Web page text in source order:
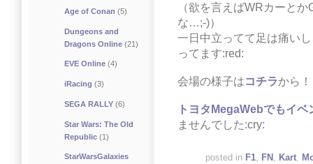
（欲を言えばWRカーと
な…;-)）
一日中立ってて足は痛い
ってます:red:
会場の様子はコチラから！
トヨタMegaWebでもイベ
ませんでした:cry:
posted in F1, FN , Kart,
Age of Conan (5)
Dungeons and
Dragons Online(21)
EVE Online(4)
iRacing (3)
SEGA RALLY(6)
Star Wars: The Old
Republic(1)
StarWarsGalaxies